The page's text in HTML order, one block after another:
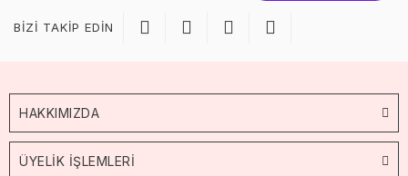
BİZİ TAKİP EDİN
HAKKIMIZDA
ÜYELİK İŞLEMLERİ